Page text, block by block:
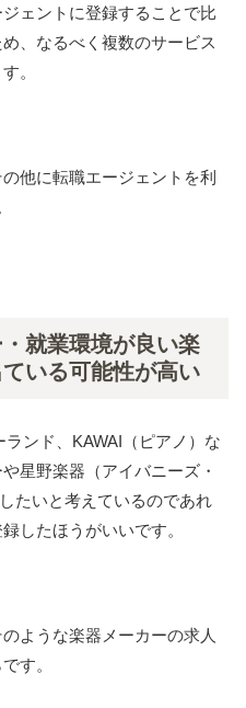
ェントに登録することで比
、なるべく複数のサービス
。
他に転職エージェントを利
就業環境が良い楽
いる可能性が高い
ンド、KAWAI（ピアノ）な
星野楽器（アイバニーズ・
たいと考えているのであれ
したほうがいいです。
ような楽器メーカーの求人
す。